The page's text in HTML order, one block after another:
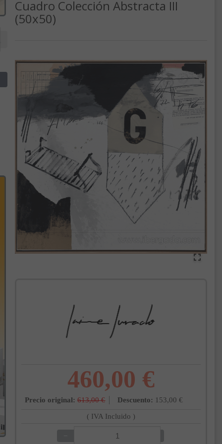
Cuadro Colección Abstracta III
(50x50)
460,00 €
Precio original: 613,00 € Descuento: 153,00 €
( IVA Incluido )
−